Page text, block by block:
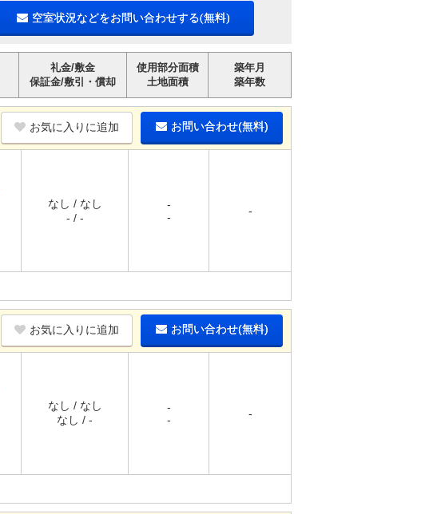
空室状況などをお問い合わせする(無料)
礼金/敷金
保証金/敷引・償却
使用部分面積
土地面積
築年月
築年数
お気に入りに追加 お問い合わせ(無料)
なし / なし
- / -
-
-
-
お気に入りに追加 お問い合わせ(無料)
なし / なし
なし / -
-
-
-